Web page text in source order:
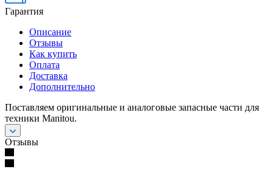
Гарантия
Описание
Отзывы
Как купить
Оплата
Доставка
Дополнительно
Поставляем оригинальные и аналоговые запасные части для
техники Manitou.
Отзывы